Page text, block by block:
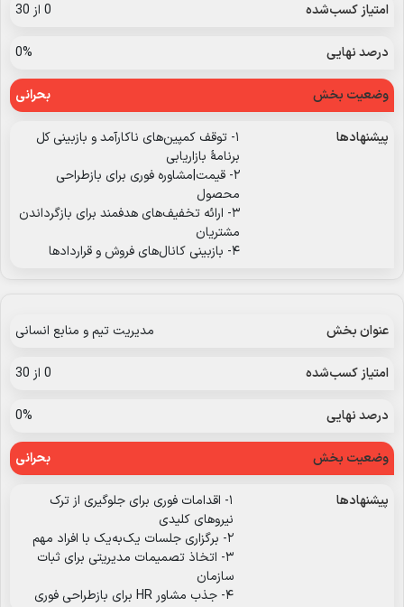
0 از 30
0%
بحرانی
۱- توقف کمپین‌های ناکارآمد و بازبینی کل
برنامهٔ بازاریابی
۲- قیمت|مشاوره فوری برای بازطراحی
محصول
۳- ارائه تخفیف‌های هدفمند برای بازگرداندن
مشتریان
۴- بازبینی کانال‌های فروش و قراردادها
مدیریت تیم و منابع انسانی
0 از 30
0%
بحرانی
۱- اقدامات فوری برای جلوگیری از ترک
نیروهای کلیدی
۲- برگزاری جلسات یک‌به‌یک با افراد مهم
۳- اتخاذ تصمیمات مدیریتی برای ثبات
سازمان
۴- جذب مشاور HR برای بازطراحی فوری